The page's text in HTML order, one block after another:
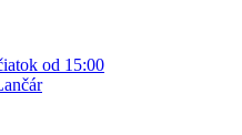
od 15:00